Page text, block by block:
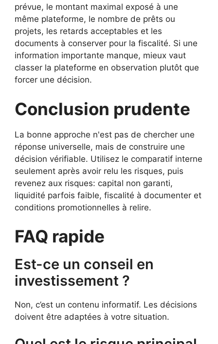
prévue, le montant maximal exposé à une
même plateforme, le nombre de prêts ou
projets, les retards acceptables et les
documents à conserver pour la fiscalité. Si une
information importante manque, mieux vaut
classer la plateforme en observation plutôt que
forcer une décision.
Conclusion prudente
La bonne approche n'est pas de chercher une
réponse universelle, mais de construire une
décision vérifiable. Utilisez le comparatif interne
seulement après avoir relu les risques, puis
revenez aux risques: capital non garanti,
liquidité parfois faible, fiscalité à documenter et
conditions promotionnelles à relire.
FAQ rapide
Est-ce un conseil en
investissement ?
Non, c’est un contenu informatif. Les décisions
doivent être adaptées à votre situation.